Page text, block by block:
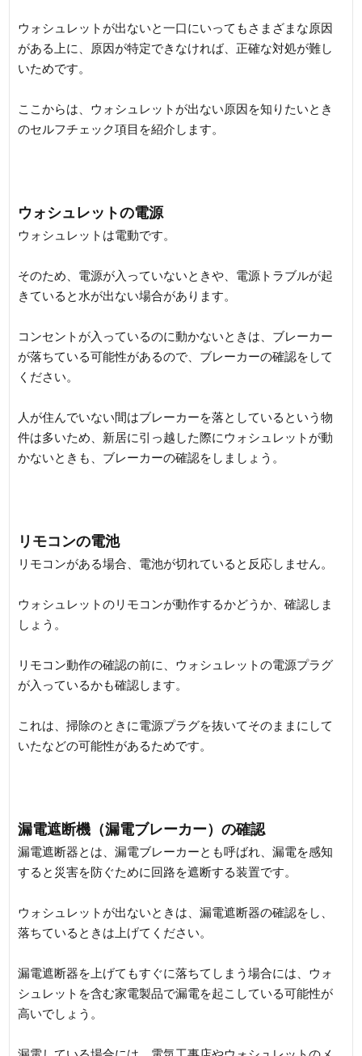
ウォシュレットが出ないと一口にいってもさまざまな原因
がある上に、原因が特定できなければ、正確な対処が難し
いためです。
ここからは、ウォシュレットが出ない原因を知りたいとき
のセルフチェック項目を紹介します。
ウォシュレットの電源
ウォシュレットは電動です。
そのため、電源が入っていないときや、電源トラブルが起
きていると水が出ない場合があります。
コンセントが入っているのに動かないときは、ブレーカー
が落ちている可能性があるので、ブレーカーの確認をして
ください。
人が住んでいない間はブレーカーを落としているという物
件は多いため、新居に引っ越した際にウォシュレットが動
かないときも、ブレーカーの確認をしましょう。
リモコンの電池
リモコンがある場合、電池が切れていると反応しません。
ウォシュレットのリモコンが動作するかどうか、確認しま
しょう。
リモコン動作の確認の前に、ウォシュレットの電源プラグ
が入っているかも確認します。
これは、掃除のときに電源プラグを抜いてそのままにして
いたなどの可能性があるためです。
漏電遮断機（漏電ブレーカー）の確認
漏電遮断器とは、漏電ブレーカーとも呼ばれ、漏電を感知
すると災害を防ぐために回路を遮断する装置です。
ウォシュレットが出ないときは、漏電遮断器の確認をし、
落ちているときは上げてください。
漏電遮断器を上げてもすぐに落ちてしまう場合には、ウォ
シュレットを含む家電製品で漏電を起こしている可能性が
高いでしょう。